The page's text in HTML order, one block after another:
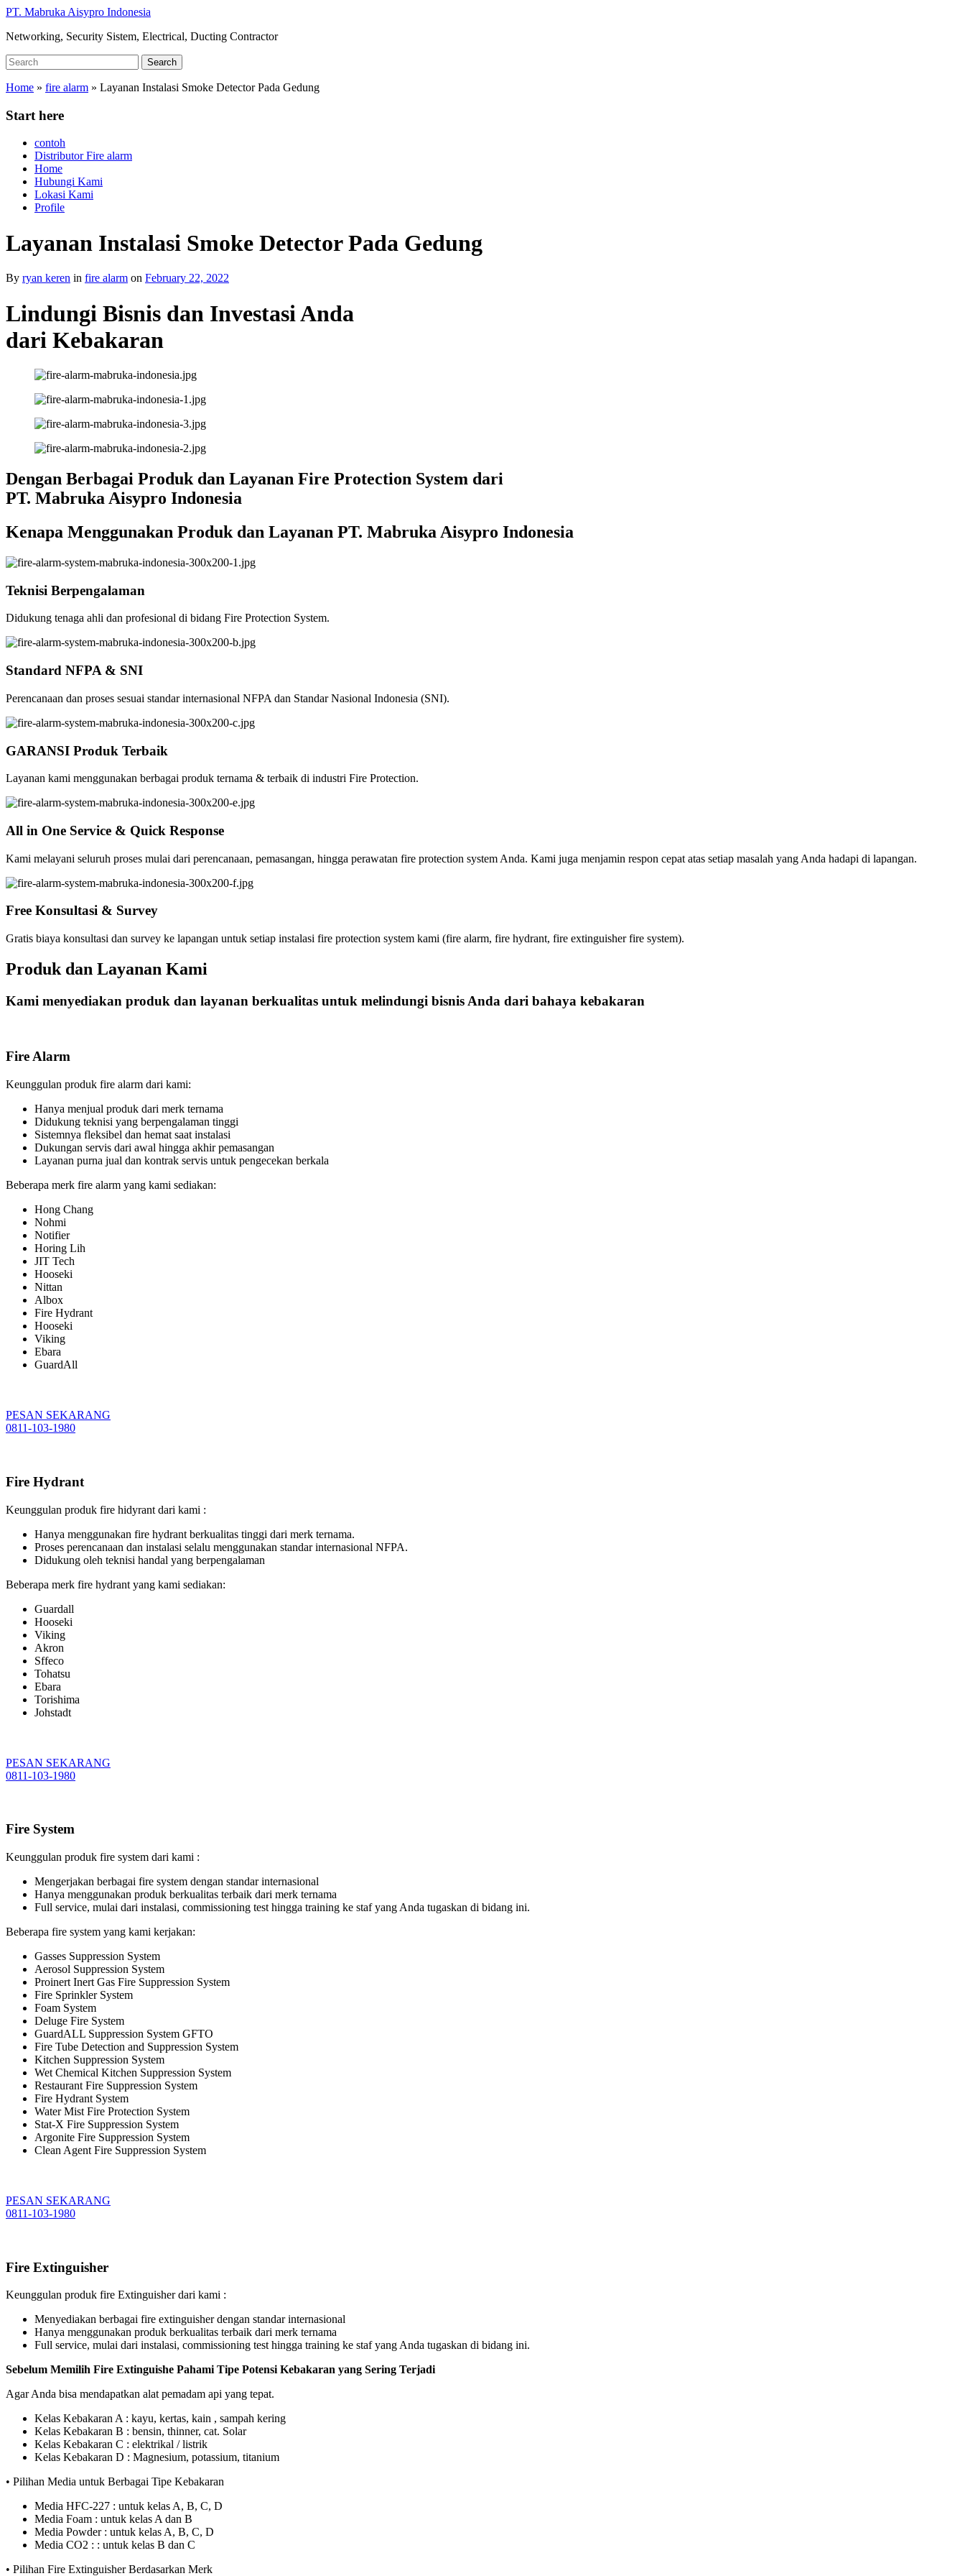
Skip
main
PT. Mabruka Aisypro Indonesia
Networking, Security Sistem, Electrical, Ducting Contractor
Search
for:
Search
Home » fire alarm » Layanan Instalasi Smoke Detector Pada Gedung
Start here
contoh
Distributor Fire alarm
Home
Hubungi Kami
Lokasi Kami
Profile
Layanan Instalasi Smoke Detector Pada Gedung
By ryan keren in fire alarm on February 22, 2022
Lindungi Bisnis dan Investasi Anda
dari Kebakaran
Dengan Berbagai Produk dan Layanan Fire Protection System dari
PT. Mabruka Aisypro Indonesia
Kenapa Menggunakan Produk dan Layanan PT. Mabruka Aisypro Indonesia
Teknisi Berpengalaman
Didukung tenaga ahli dan profesional di bidang Fire Protection System.
Standard NFPA & SNI
Perencanaan dan proses sesuai standar internasional NFPA dan Standar Nasional Indonesia (SNI).
GARANSI Produk Terbaik
Layanan kami menggunakan berbagai produk ternama & terbaik di industri Fire Protection.
All in One Service & Quick Response
Kami melayani seluruh proses mulai dari perencanaan, pemasangan, hingga perawatan fire protection system Anda. Kami juga menjamin respon cepat atas setiap masalah yang Anda hadapi di lapangan.
Free Konsultasi & Survey
Gratis biaya konsultasi dan survey ke lapangan untuk setiap instalasi fire protection system kami (fire alarm, fire hydrant, fire extinguisher fire system).
Produk dan Layanan Kami
Kami menyediakan produk dan layanan berkualitas untuk melindungi bisnis Anda dari bahaya kebakaran
Fire Alarm
Keunggulan produk fire alarm dari kami:
Hanya menjual produk dari merk ternama
Didukung teknisi yang berpengalaman tinggi
Sistemnya fleksibel dan hemat saat instalasi
Dukungan servis dari awal hingga akhir pemasangan
Layanan purna jual dan kontrak servis untuk pengecekan berkala
Beberapa merk fire alarm yang kami sediakan:
Hong Chang
Nohmi
Notifier
Horing Lih
JIT Tech
Hooseki
Nittan
Albox
Fire Hydrant
Hooseki
Viking
Ebara
GuardAll
PESAN SEKARANG
0811-103-1980
Fire Hydrant
Keunggulan produk fire hidyrant dari kami :
Hanya menggunakan fire hydrant berkualitas tinggi dari merk ternama.
Proses perencanaan dan instalasi selalu menggunakan standar internasional NFPA.
Didukung oleh teknisi handal yang berpengalaman
Beberapa merk fire hydrant yang kami sediakan:
Guardall
Hooseki
Viking
Akron
Sffeco
Tohatsu
Ebara
Torishima
Johstadt
PESAN SEKARANG
0811-103-1980
Fire System
Keunggulan produk fire system dari kami :
Mengerjakan berbagai fire system dengan standar internasional
Hanya menggunakan produk berkualitas terbaik dari merk ternama
Full service, mulai dari instalasi, commissioning test hingga training ke staf yang Anda tugaskan di bidang ini.
Beberapa fire system yang kami kerjakan:
Gasses Suppression System
Aerosol Suppression System
Proinert Inert Gas Fire Suppression System
Fire Sprinkler System
Foam System
Deluge Fire System
GuardALL Suppression System GFTO
Fire Tube Detection and Suppression System
Kitchen Suppression System
Wet Chemical Kitchen Suppression System
Restaurant Fire Suppression System
Fire Hydrant System
Water Mist Fire Protection System
Stat-X Fire Suppression System
Argonite Fire Suppression System
Clean Agent Fire Suppression System
PESAN SEKARANG
0811-103-1980
Fire Extinguisher
Keunggulan produk fire Extinguisher dari kami :
Menyediakan berbagai fire extinguisher dengan standar internasional
Hanya menggunakan produk berkualitas terbaik dari merk ternama
Full service, mulai dari instalasi, commissioning test hingga training ke staf yang Anda tugaskan di bidang ini.
Sebelum Memilih Fire Extinguishe Pahami Tipe Potensi Kebakaran yang Sering Terjadi
Agar Anda bisa mendapatkan alat pemadam api yang tepat.
Kelas Kebakaran A : kayu, kertas, kain , sampah kering
Kelas Kebakaran B : bensin, thinner, cat. Solar
Kelas Kebakaran C : elektrikal / listrik
Kelas Kebakaran D : Magnesium, potassium, titanium
• Pilihan Media untuk Berbagai Tipe Kebakaran
Media HFC-227 : untuk kelas A, B, C, D
Media Foam : untuk kelas A dan B
Media Powder : untuk kelas A, B, C, D
Media CO2 : : untuk kelas B dan C
• Pilihan Fire Extinguisher Berdasarkan Merk